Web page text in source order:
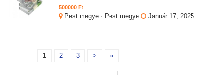
500000 Ft
Pest megye · Pest megye Január 17, 2025
1 2 3 > »